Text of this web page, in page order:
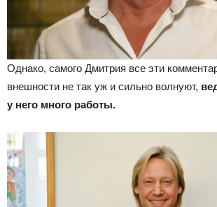
Однако, самого Дмитрия все эти
внешности не так уж и сильно волнуют,
у него много работы.